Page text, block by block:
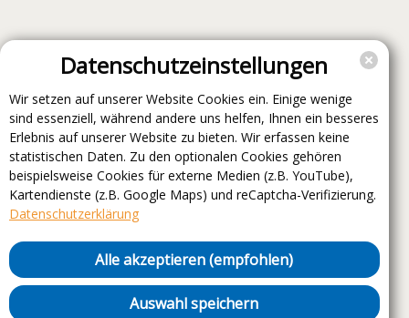
Datenschutzeinstellungen
Wir setzen auf unserer Website Cookies ein. Einige wenige
sind essenziell, während andere uns helfen, Ihnen ein besseres
Erlebnis auf unserer Website zu bieten. Wir erfassen keine
statistischen Daten. Zu den optionalen Cookies gehören
beispielsweise Cookies für externe Medien (z.B. YouTube),
Kartendienste (z.B. Google Maps) und reCaptcha-Verifizierung.
Datenschutzerklärung
Alle akzeptieren (empfohlen)
Auswahl speichern